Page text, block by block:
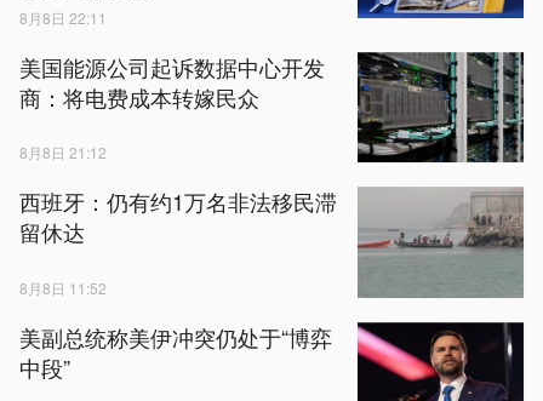
8月8日 22:11
美国能源公司起诉数据中心开发
商：将电费成本转嫁民众
8月8日 21:12
西班牙：仍有约1万名非法移民滞
留休达
8月8日 11:52
美副总统称美伊冲突仍处于“博弈
中段”